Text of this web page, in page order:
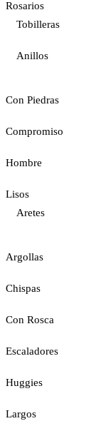
Rosarios
Tobilleras
Anillos
Con Piedras
Compromiso
Hombre
Lisos
Aretes
Argollas
Chispas
Con Rosca
Escaladores
Huggies
Largos